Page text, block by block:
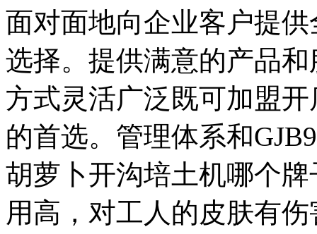
面对面地向企业客户提
选择。提供满意的产品
方式灵活广泛既可加盟
的首选。管理体系和
胡萝卜开沟培土机哪个
用高，对工人的皮肤有